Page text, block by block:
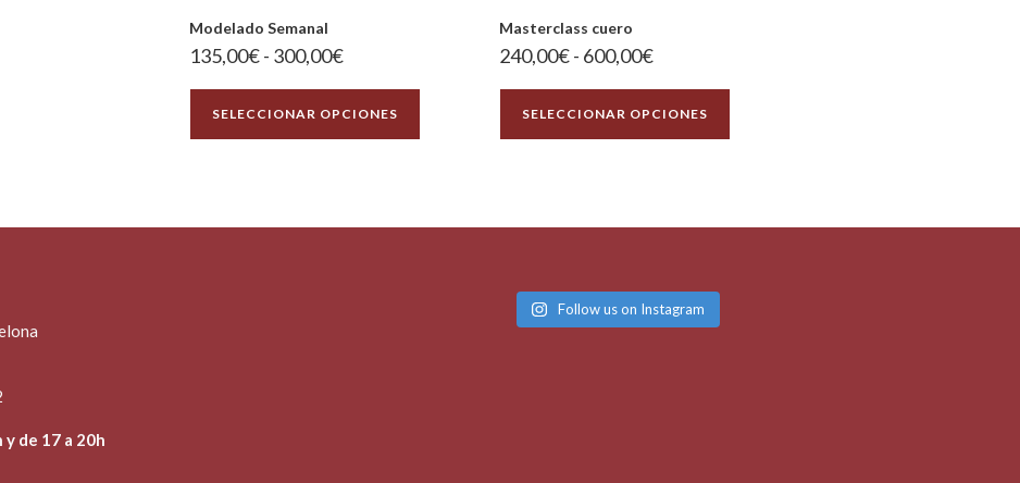
Modelado Semanal
135,00€- 300,00€
SELECCIONAR OPCIONES
Masterclass cuero
240,00€- 600,00€
SELECCIONAR OPCIONES
y de 17 a 20h
Follow us on Instagram